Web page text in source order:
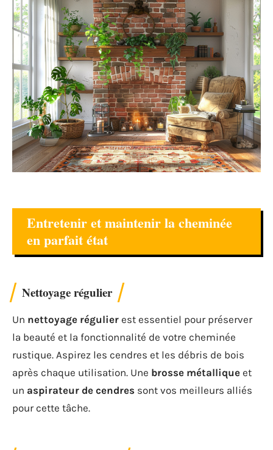
Entretenir et maintenir la cheminée
en parfait état
Nettoyage régulier
Un nettoyage régulier est essentiel pour préserver
la beauté et la fonctionnalité de votre cheminée
rustique. Aspirez les cendres et les débris de bois
après chaque utilisation. Une brosse métallique et
un aspirateur de cendres sont vos meilleurs alliés
pour cette tâche.